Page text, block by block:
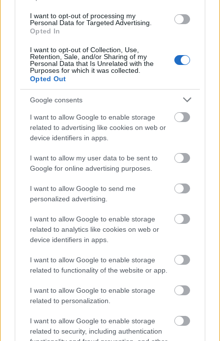
I want to opt-out of processing my
Personal Data for Targeted Advertising.
Opted In
I want to opt-out of Collection, Use,
Retention, Sale, and/or Sharing of my
Personal Data that Is Unrelated with the
Purposes for which it was collected.
Opted Out
Google consents
I want to allow Google to enable storage
related to advertising like cookies on web or
device identifiers in apps.
I want to allow my user data to be sent to
Google for online advertising purposes.
I want to allow Google to send me
personalized advertising.
I want to allow Google to enable storage
related to analytics like cookies on web or
device identifiers in apps.
I want to allow Google to enable storage
related to functionality of the website or app.
I want to allow Google to enable storage
related to personalization.
I want to allow Google to enable storage
related to security, including authentication
Bartsch Kata
már közel 200 szinkronprodukciónál
messze a Dűne 2. része biztosította a legtöbb
izgalmas kihívást. Az általa megformált, időközben
Tisztelendő Anyává váló Lady Jessica szinte bárkit és
bármit feláldoz céljainak elérése érdekében.
szerepálomnak tűnik, hiszen suttog, kiabál, és a
filmet dinamizáló karizmatikus szereplő. Számtalan
érzelmet felvonultató karakter ez, amelyben Kata
nem csupán bírja a Rebecca Ferguson által diktált
legjobb Szinkronszínésznők pantheonjában. Paul és
Lady Jessica érzelmi hullámvasúttal felérő közös
jelenetei a film csúcspontjai - nem véletlen, hogy a
magyar stáb kedvencei közé is bekerültek.
Karakterével kapcsolatban külön öröm, hogy a Hang
a magyar változatban is remekül szól. Nyoma sincs
a Netflixen lassan megszokottá vált "túlkeverésnek".
Tudniillik a netflixes produkciók egy részét
Spanyolországban keverik, ahol - nem ismervén a
magyar nyelv sajátosságait - gyakran
hangzókat. Legutóbb pont az Avatár - Az utolsó
léghajlító kapcsán hallottam erre példákat. Jó hír,
odafigyelés jutott.